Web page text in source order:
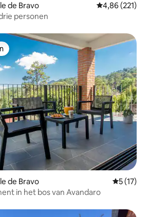
de Bravo Gemiddelde
4,86 (221)
personen
de Bravo
5 (17)
in het bos van Avandaro